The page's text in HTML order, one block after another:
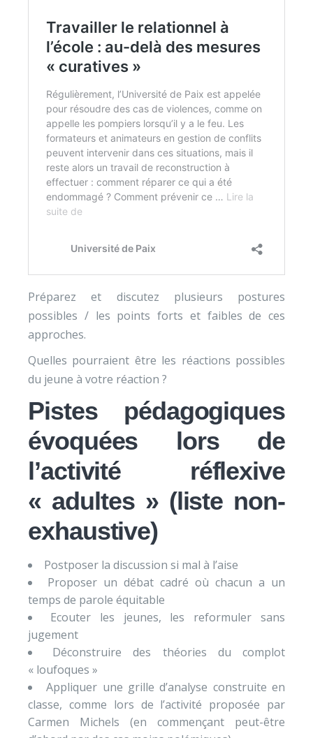
Préparez et discutez plusieurs postures
possibles / les points forts et faibles de ces
approches.
Quelles pourraient être les réactions possibles
du jeune à votre réaction ?
Pistes pédagogiques
évoquées lors de
l’activité réflexive
« adultes » (liste non-
exhaustive)
Postposer la discussion si mal à l’aise
Proposer un débat cadré où chacun a un
temps de parole équitable
Ecouter les jeunes, les reformuler sans
jugement
Déconstruire des théories du complot
« loufoques »
Appliquer une grille d’analyse construite en
classe, comme lors de l’activité proposée par
Carmen Michels (en commençant peut-être